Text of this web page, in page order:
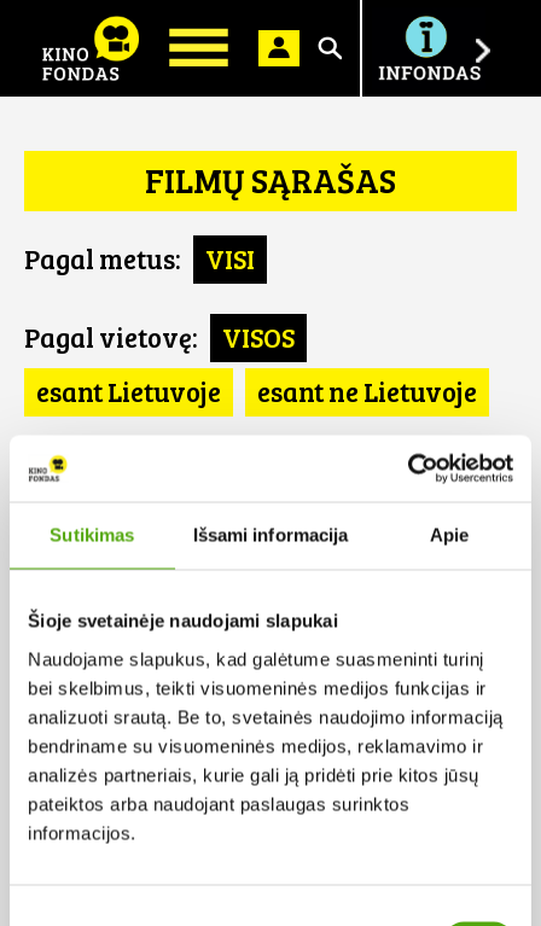
Sutikimas Išsami informacija Apie
Šioje svetainėje naudojami slapukai
Naudojame slapukus, kad galėtume suasmeninti turinį
bei skelbimus, teikti visuomeninės medijos funkcijas ir
analizuoti srautą. Be to, svetainės naudojimo informaciją
bendriname su visuomeninės medijos, reklamavimo ir
analizės partneriais, kurie gali ją pridėti prie kitos jūsų
pateiktos arba naudojant paslaugas surinktos
informacijos.
Ieškoti
FILMŲ SĄRAŠAS
Pagal metus: VISI
Pagal vietovę:
VISOS
esant Lietuvoje
esant ne Lietuvoje
Pagal šalį:
Portugalija
Pagal abėcėlę:
Rezultatų nerasta...